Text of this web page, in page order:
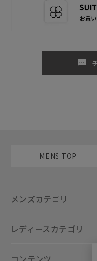
sms
MENS TOP
メンズカテゴリ
レディースカテゴリ
コンテンツ